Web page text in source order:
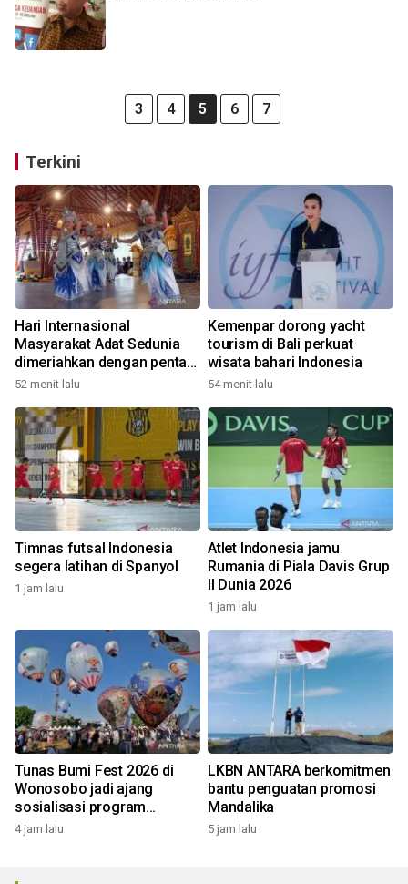
3 4 5 6 7
Terkini
Hari Internasional
Masyarakat Adat Sedunia
dimeriahkan dengan pentas
seni budaya Bali
52 menit lalu
Kemenpar dorong yacht
tourism di Bali perkuat
wisata bahari Indonesia
54 menit lalu
Timnas futsal Indonesia
segera latihan di Spanyol
1 jam lalu
Atlet Indonesia jamu
Rumania di Piala Davis Grup
II Dunia 2026
1 jam lalu
Tunas Bumi Fest 2026 di
Wonosobo jadi ajang
sosialisasi program
pemerintah lewat balon
4 jam lalu
LKBN ANTARA berkomitmen
bantu penguatan promosi
Mandalika
5 jam lalu